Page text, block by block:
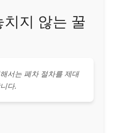
지 않는 꿀
서는 폐차 절차를 제대
다.